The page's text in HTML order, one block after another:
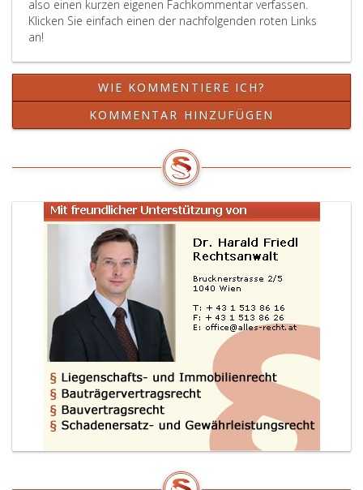
also einen kurzen eigenen Fachkommentar verfassen.
Klicken Sie einfach einen der nachfolgenden roten Links
an!
WIE KOMMENTIERE ICH?
KOMMENTAR HINZUFÜGEN